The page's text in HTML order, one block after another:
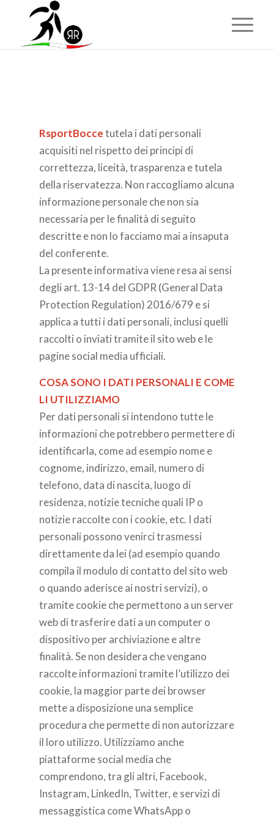
RsportBoccetutela i dati personali
acquisiti nel rispetto dei principi di
correttezza, liceità, trasparenza e tutela
della riservatezza. Non raccogliamo alcuna
informazione personale che non sia
necessaria per le finalità di seguito
descritte e non lo facciamo mai a insaputa
del conferente.
La presente informativa viene resa ai sensi
degli art. 13-14 del GDPR (General Data
Protection Regulation) 2016/679 e si
applica a tutti i dati personali, inclusi quelli
raccolti o inviati tramite il sito web e le
pagine social media ufficiali.
COSA SONO I DATI PERSONALI E COME
LI UTILIZZIAMO
Per dati personali si intendono tutte le
informazioni che potrebbero permettere di
identificarla, come ad esempio nome e
cognome, indirizzo, email, numero di
telefono, data di nascita, luogo di
residenza, notizie tecniche quali IP o
notizie raccolte con i cookie, etc. I dati
personali possono venirci trasmessi
direttamente da lei (ad esempio quando
compila il modulo di contatto del sito web
o quando aderisce ai nostri servizi), o
tramite cookie che permettono a un server
web di trasferire dati a un computer o
dispositivo per archiviazione e altre
finalità. Se non desidera che vengano
raccolte informazioni tramite l’utilizzo dei
cookie, la maggior parte dei browser
mette a disposizione una semplice
procedura che permette di non autorizzare
il loro utilizzo. Utilizziamo anche
piattaforme social media che
comprendono, tra gli altri, Facebook,
Instagram, LinkedIn, Twitter, e servizi di
messaggistica come WhatsApp o